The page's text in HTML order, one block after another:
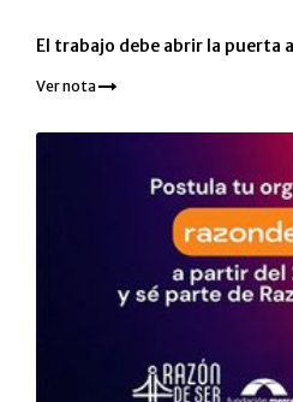
El trabajo debe abrir la puerta
Ver nota